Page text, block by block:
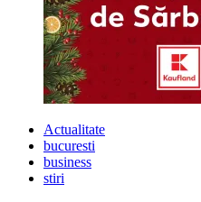
Actualitate
bucuresti
business
stiri